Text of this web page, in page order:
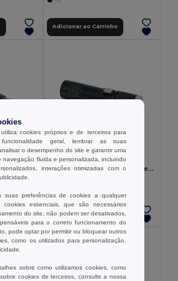
Adicionar ao Carrinho
com LED
5,83 €
FLASHRA Lanterna luz COB recarregável
Adicionar ao Carrinho
cookies próprios e de terceiros para
geral, lembrar as suas
o desempenho do site e garantir uma
navegação fluida e personalizada, incluindo
interações otimizadas com o
suas preferências de cookies a qualquer
cookies essenciais, que são necessários
do site, não podem ser desativados,
para o correto funcionamento do
pode optar por permitir ou bloquear outros
como os utilizados para personalização,
sobre como utilizamos cookies, como
cookies de terceiros, consulte a nossa